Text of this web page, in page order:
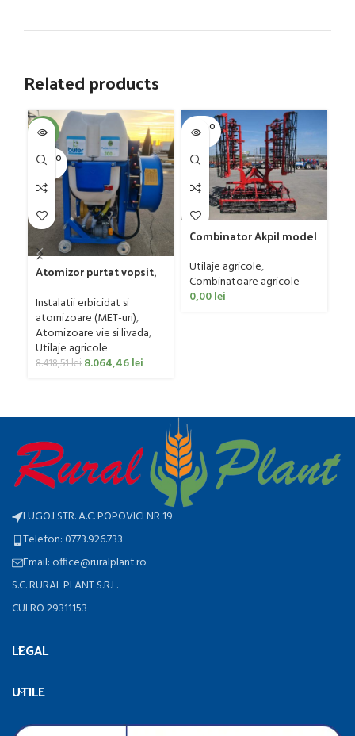
Related products
-4%
SOLD O
UT
Atomizor purtat vopsit,
Bufer, model Ronda
Clasic, 200 litri
Instalatii erbicidat si
atomizoare (MET-uri),
Atomizoare vie si livada,
Utilaje agricole
8.418,51lei 8.064,46lei
SOLD O
UT
Combinator Akpil model
Utilaje agricole,
Combinatoare agricole
0,00lei
LUGOJ STR. A.C. POPOVICI NR 19
Telefon: 0773.926.733
Email: office@ruralplant.ro
S.C. RURAL PLANT S.R.L.
CUI RO 29311153
LEGAL
UTILE